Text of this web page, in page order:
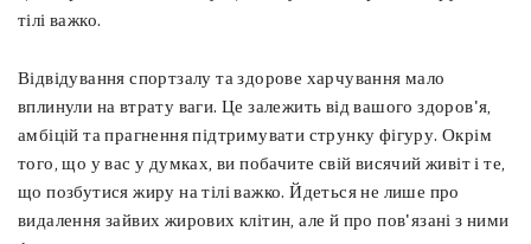
тілі важко.
Відвідування спортзалу та здорове харчування мало
вплинули на втрату ваги. Це залежить від вашого здоров'я,
амбіцій та прагнення підтримувати струнку фігуру. Окрім
того, що у вас у думках, ви побачите свій висячий живіт і те,
що позбутися жиру на тілі важко. Йдеться не лише про
видалення зайвих жирових клітин, але й про пов'язані з ними